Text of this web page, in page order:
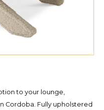
to your lounge,
Cordoba. Fully upholstered